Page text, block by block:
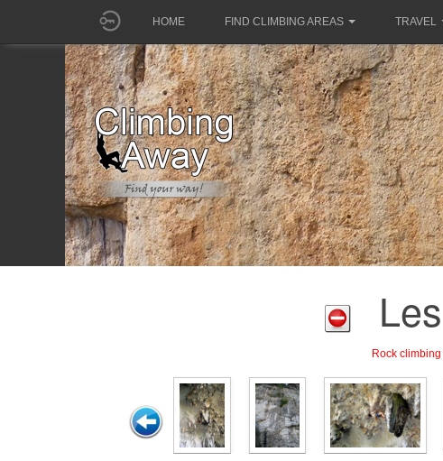
HOME FIND CLIMBING AREAS TRAVEL
Rock